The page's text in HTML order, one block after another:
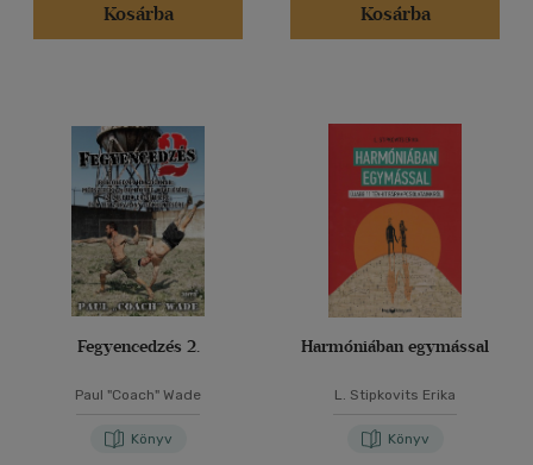
Kosárba
Kosárba
Fegyencedzés 2.
Paul "Coach" Wade
Könyv
Harmóniában egymással
L. Stipkovits Erika
Könyv